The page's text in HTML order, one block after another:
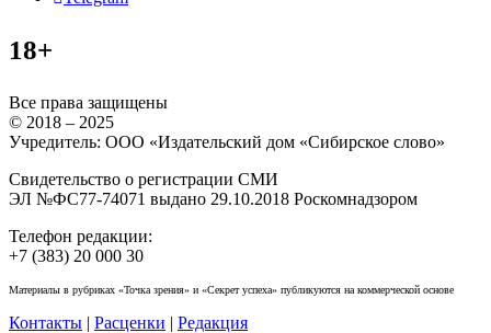
18+
Все права защищены
© 2018 – 2025
Учредитель: ООО «Издательский дом «Сибирское слово»
Свидетельство о регистрации СМИ
ЭЛ №ФС77-74071 выдано 29.10.2018 Роскомнадзором
Телефон редакции:
+7 (383) 20 000 30
Материалы в рубриках «Точка зрения» и «Секрет успеха» публикуются на коммерческой основе
Контакты | Расценки | Редакция